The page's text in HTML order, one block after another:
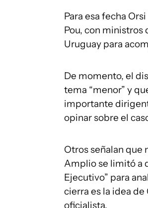
Para esa fecha
Pou, con ministros
Uruguay para
De momento, el
tema “menor” y
importante
opinar sobre el
Otros señalan que
Amplio se limitó a
Ejecutivo” para
cierra es la idea
oficialista.